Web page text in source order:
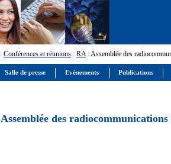
: Conférences et réunions : RA: Assemblée des
Assemblée des
Salle de presse Evénements Publications